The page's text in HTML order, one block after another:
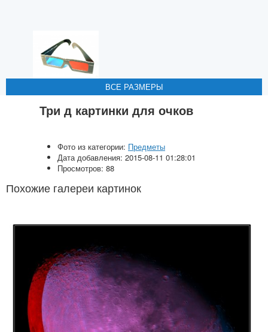
ВСЕ РАЗМЕРЫ
ВСЕ РАЗМЕРЫ
ВСЕ РАЗМЕРЫ
ВСЕ РАЗМЕРЫ
ВСЕ РАЗМЕРЫ
Три д картинки для очков
Фото из категории: Предметы
Дата добавления: 2015-08-11 01:28:01
Просмотров: 88
Похожие галереи картинок